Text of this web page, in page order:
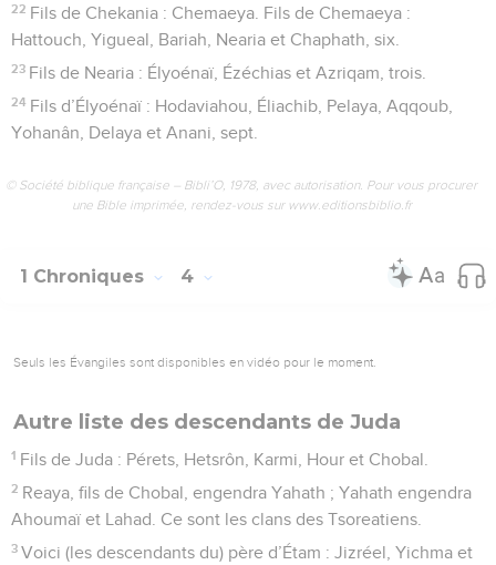
22 Fils de Chekania : Chemaeya. Fils de Chemaeya :
Hattouch, Yigueal, Bariah, Nearia et Chaphath, six.
23 Fils de Nearia : Élyoénaï, Ézéchias et Azriqam, trois.
24 Fils d’Élyoénaï : Hodaviahou, Éliachib, Pelaya, Aqqoub,
Yohanân, Delaya et Anani, sept.
© Société biblique française – Bibli’O, 1978, avec autorisation. Pour vous procurer
une Bible imprimée, rendez-vous sur www.editionsbiblio.fr
1 Chroniques 4
Seuls les Évangiles sont disponibles en vidéo pour le moment.
Autre liste des descendants de Juda
1 Fils de Juda : Pérets, Hetsrôn, Karmi, Hour et Chobal.
2 Reaya, fils de Chobal, engendra Yahath ; Yahath engendra
Ahoumaï et Lahad. Ce sont les clans des Tsoreatiens.
3 Voici (les descendants du) père d’Étam : Jizréel, Yichma et